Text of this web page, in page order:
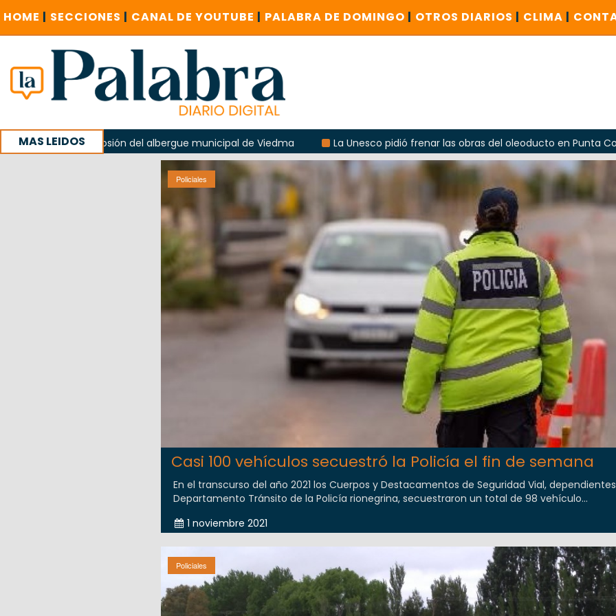
HOME | SECCIONES | CANAL DE YOUTUBE | PALABRA DE DOMINGO | OTROS DIARIOS | CLIMA |
MAS LEIDOS
la explosión del albergue municipal de Viedma
La Unesco pidió frenar las obras del oleoducto en Punta Colorada
con un encuentro provincial en Roca
Policiales
Casi 100 vehículos secuestró la Policía el fin de semana
En el transcurso del año 2021 los Cuerpos y Destacamentos de Seguridad Vial,
Departamento Tránsito de la Policía rionegrina, secuestraron un total de 98 vehículo...
1 noviembre 2021
Policiales